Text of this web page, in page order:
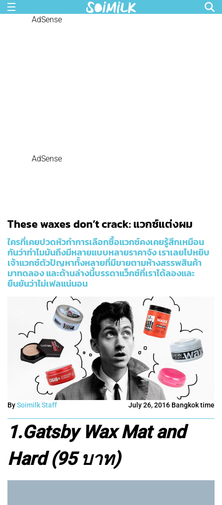
AdSense
AdSense
These waxes don’t crack: แวกซ์แต่งผม
ใครที่เคยปวดหัวกำการเลือกซื้อแวกซ์คงเคยรู้สึกเหมือน
กันว่าทำไมมันถึงมีหลายแบบหลายราคาจัง เราเลยไปหยิบ
เจ้าแวกซ์ตัวปัญหาทั้งหลายที่มีขายตามห้างสรรพสินค้า
มาทดลอง และด้านล่างนี้บรรดาแว็กซ์ที่เราได้ลองและ
ยืนยันว่าไม่เฟลแน่นอน
BySoimilk Staff July 26, 2016 Bangkok time
1.Gatsby Wax Mat and
Hard (95 บาท)